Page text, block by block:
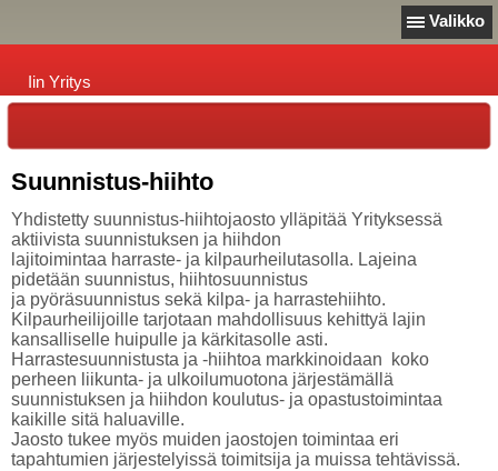
Valikko
Iin Yritys
Suunnistus-hiihto
Yhdistetty suunnistus-hiihtojaosto ylläpitää Yrityksessä
aktiivista suunnistuksen ja hiihdon
lajitoimintaa harraste- ja kilpaurheilutasolla. Lajeina
pidetään suunnistus, hiihtosuunnistus
ja pyöräsuunnistus sekä kilpa- ja harrastehiihto.
Kilpaurheilijoille tarjotaan mahdollisuus kehittyä lajin
kansalliselle huipulle ja kärkitasolle asti.
Harrastesuunnistusta ja -hiihtoa markkinoidaan koko
perheen liikunta- ja ulkoilumuotona järjestämällä
suunnistuksen ja hiihdon koulutus- ja opastustoimintaa
kaikille sitä haluaville.
Jaosto tukee myös muiden jaostojen toimintaa eri
tapahtumien järjestelyissä toimitsija ja muissa tehtävissä.